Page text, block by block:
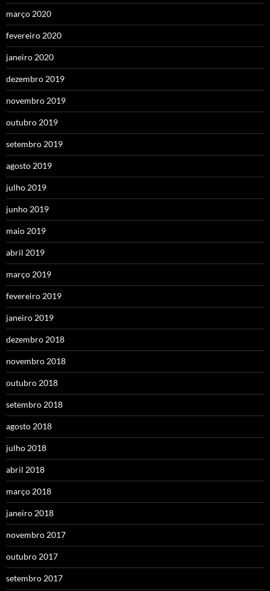
março 2020
fevereiro 2020
janeiro 2020
dezembro 2019
novembro 2019
outubro 2019
setembro 2019
agosto 2019
julho 2019
junho 2019
maio 2019
abril 2019
março 2019
fevereiro 2019
janeiro 2019
dezembro 2018
novembro 2018
outubro 2018
setembro 2018
agosto 2018
julho 2018
abril 2018
março 2018
janeiro 2018
novembro 2017
outubro 2017
setembro 2017